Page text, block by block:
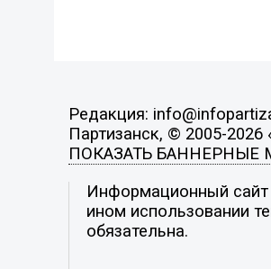
Редакция:
Партизанск, © 2005-2026
ПОКАЗАТЬ БАННЕРНЫЕ
Информационный сайт
ином использовании
обязательна.